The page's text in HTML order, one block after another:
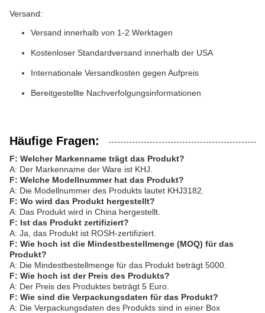
Versand:
Versand innerhalb von 1-2 Werktagen
Kostenloser Standardversand innerhalb der USA
Internationale Versandkosten gegen Aufpreis
Bereitgestellte Nachverfolgungsinformationen
Häufige Fragen:
F: Welcher Markenname trägt das Produkt?
A: Der Markenname der Ware ist KHJ.
F: Welche Modellnummer hat das Produkt?
A: Die Modellnummer des Produkts lautet KHJ3182.
F: Wo wird das Produkt hergestellt?
A: Das Produkt wird in China hergestellt.
F: Ist das Produkt zertifiziert?
A: Ja, das Produkt ist ROSH-zertifiziert.
F: Wie hoch ist die Mindestbestellmenge (MOQ) für das
Produkt?
A: Die Mindestbestellmenge für das Produkt beträgt 5000.
F: Wie hoch ist der Preis des Produkts?
A: Der Preis des Produktes beträgt 5 Euro.
F: Wie sind die Verpackungsdaten für das Produkt?
A: Die Verpackungsdaten des Produkts sind in einer Box